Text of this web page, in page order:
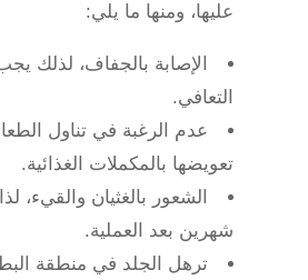
عليها، ومنها ما يلي:
الإصابة بالجفاف، لذلك
التعافي.
عدم الرغبة في تناول
تعويضها بالمكملات الغذائية.
الشعور بالغثيان
شهرين بعد العملية.
ترهل الجلد في منطقة